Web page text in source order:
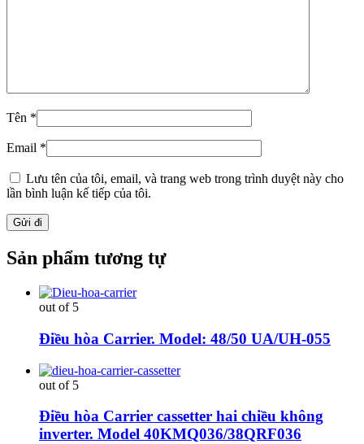
Tên *
Email *
Lưu tên của tôi, email, và trang web trong trình duyệt này cho
lần bình luận kế tiếp của tôi.
Sản phẩm tương tự
out of 5
Điều hòa Carrier. Model: 48/50 UA/UH-055
out of 5
Điều hòa Carrier cassetter hai chiều không
inverter. Model 40KMQ036/38QRF036